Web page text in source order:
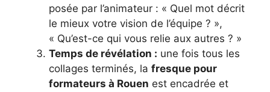
posée par l’animateur : « Quel mot décrit
le mieux votre vision de l’équipe ? »,
« Qu’est-ce qui vous relie aux autres ? »
Temps de révélation : une fois tous les
collages terminés, la fresque pour
formateurs à Rouen est encadrée et